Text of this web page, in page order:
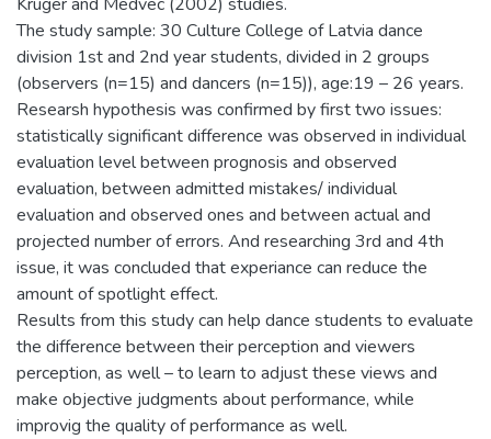
The study sample: 30 Culture College of Latvia dance
division 1st and 2nd year students, divided in 2 groups
(observers (n=15) and dancers (n=15)), age:19 – 26 years.
Researsh hypothesis was confirmed by first two issues:
statistically significant difference was observed in individual
evaluation level between prognosis and observed
evaluation, between admitted mistakes/ individual
evaluation and observed ones and between actual and
projected number of errors. And researching 3rd and 4th
issue, it was concluded that experiance can reduce the
amount of spotlight effect.
Results from this study can help dance students to evaluate
the difference between their perception and viewers
perception, as well – to learn to adjust these views and
make objective judgments about performance, while
improvig the quality of performance as well.